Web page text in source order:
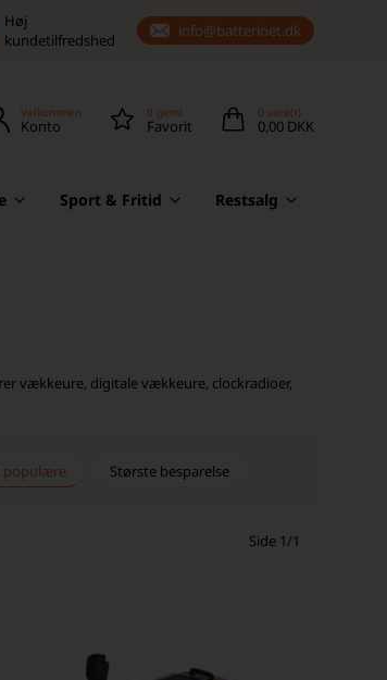
Høj
kundetilfredshed
info@batterinet.dk
Velkommen
Konto
0 gemt
Favorit
0 vare(r)
0,00 DKK
Sport & Fritid Restsalg
vækkeure, digitale vækkeure, clockradioer,
populære Største besparelse
Side 1/1